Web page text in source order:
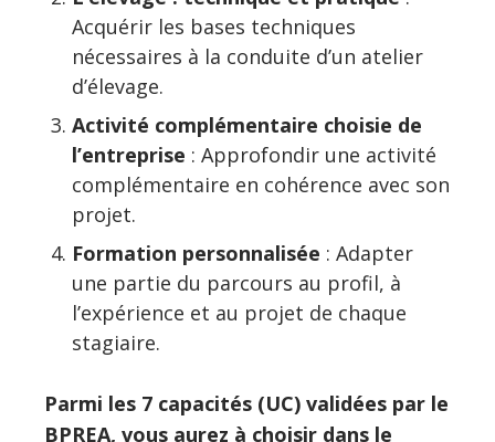
Acquérir les bases techniques
nécessaires à la conduite d’un atelier
d’élevage.
Activité complémentaire choisie de
l’entreprise : Approfondir une activité
complémentaire en cohérence avec son
projet.
Formation personnalisée : Adapter
une partie du parcours au profil, à
l’expérience et au projet de chaque
stagiaire.
Parmi les 7 capacités (UC) validées par le
BPREA, vous aurez à choisir dans le